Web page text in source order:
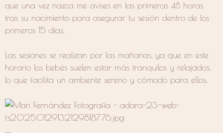
que una vez nazca me avises en las primeras 48 horas
tras su nacimiento para asegurar tu sesión dentro de los
primeros 15 días.
Las sesiones se realizan por las mañanas, ya que en este
horario los bebés suelen estar más tranquilos y relajados,
lo que facilita un ambiente sereno y cómodo para ellos.